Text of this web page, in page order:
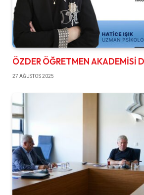
ÖZDER ÖĞRETMEN AKADEMİSİ
27 AĞUSTOS 2025